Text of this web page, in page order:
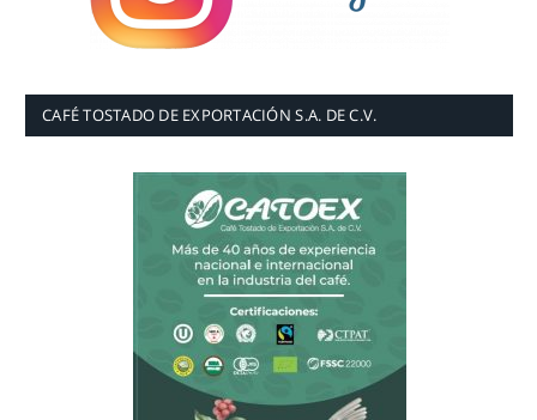
CAFÉ TOSTADO DE EXPORTACIÓN S.A. DE C.V.